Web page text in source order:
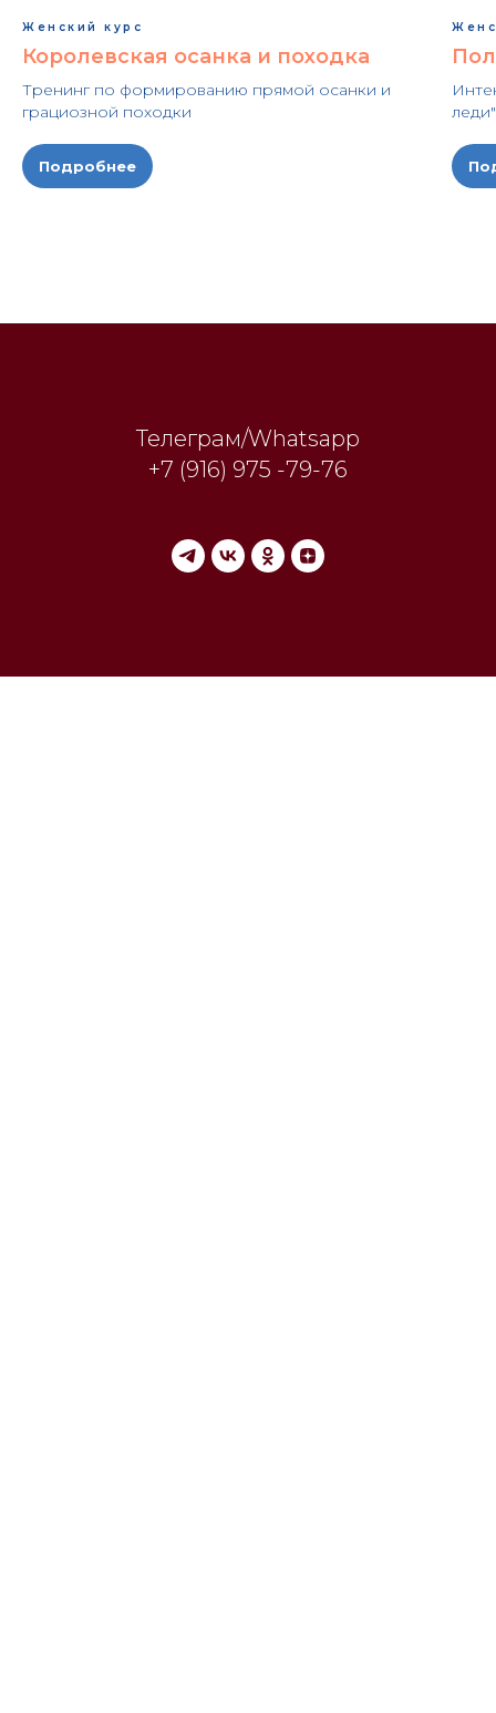
Женский курс
Королевская осанка и походка
Тренинг по формированию прямой осанки и
грациозной походки
Подробнее
леди"
Телеграм/Whatsapp
+7 (916) 975 -79-76